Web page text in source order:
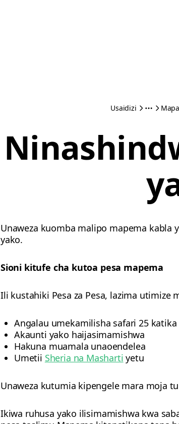
Usaidizi
Unaweza kuomba malipo mapema kabla
yako.
Sioni kitufe cha kutoa pesa mapema
Ili kustahiki Pesa za Pesa, lazima utimize
Angalau umekamilisha safari 25
Akaunti yako haijasimamishwa
Hakuna muamala unaoendelea
Umetii Sheria na Masharti yetu
Unaweza kutumia kipengele mara moja
Ikiwa ruhusa yako ilisimamishwa kwa